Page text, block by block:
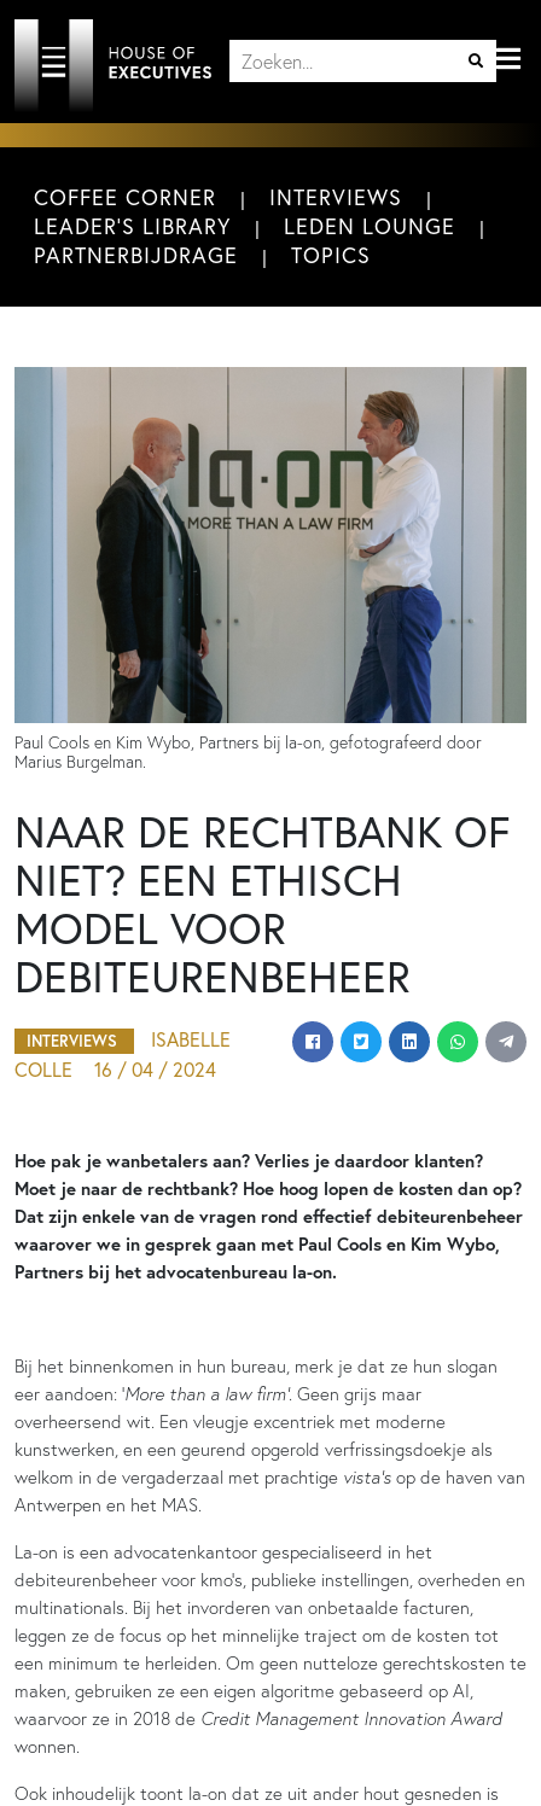
COFFEE CORNER
INTERVIEWS
LEADER'S LIBRARY
LEDEN LOUNGE
PARTNERBIJDRAGE
TOPICS
Paul Cools en Kim Wybo, Partners bij la-on, gefotografeerd door
Marius Burgelman.
NAAR DE RECHTBANK OF
NIET? EEN ETHISCH
MODEL VOOR
DEBITEURENBEHEER
INTERVIEWS
ISABELLE
COLLE
16 / 04 / 2024
Hoe pak je wanbetalers aan? Verlies je daardoor klanten?
Moet je naar de rechtbank? Hoe hoog lopen de kosten dan op?
Dat zijn enkele van de vragen rond effectief debiteurenbeheer
waarover we in gesprek gaan met Paul Cools en Kim Wybo,
Partners bij het advocatenbureau la-on.
Bij het binnenkomen in hun bureau, merk je dat ze hun slogan
eer aandoen: ‘More than a law firm’. Geen grijs maar
overheersend wit. Een vleugje excentriek met moderne
kunstwerken, en een geurend opgerold verfrissingsdoekje als
welkom in de vergaderzaal met prachtige vista’s op de haven van
Antwerpen en het MAS.
La-on is een advocatenkantoor gespecialiseerd in het
debiteurenbeheer voor kmo’s, publieke instellingen, overheden en
multinationals. Bij het invorderen van onbetaalde facturen,
leggen ze de focus op het minnelijke traject om de kosten tot
een minimum te herleiden. Om geen nutteloze gerechtskosten te
maken, gebruiken ze een eigen algoritme gebaseerd op AI,
waarvoor ze in 2018 de Credit Management Innovation Award
wonnen.
Ook inhoudelijk toont la-on dat ze uit ander hout gesneden is